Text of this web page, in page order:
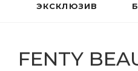
ЭКСКЛЮЗИВ
FENTY